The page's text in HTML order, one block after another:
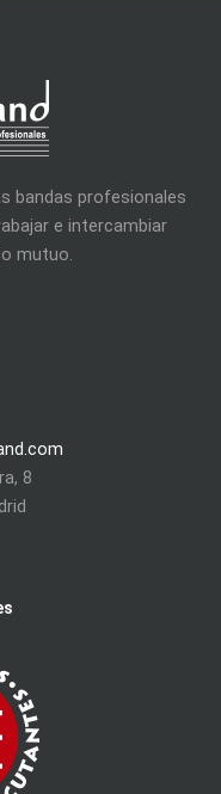
bandas profesionales
e intercambiar
mutuo.
8